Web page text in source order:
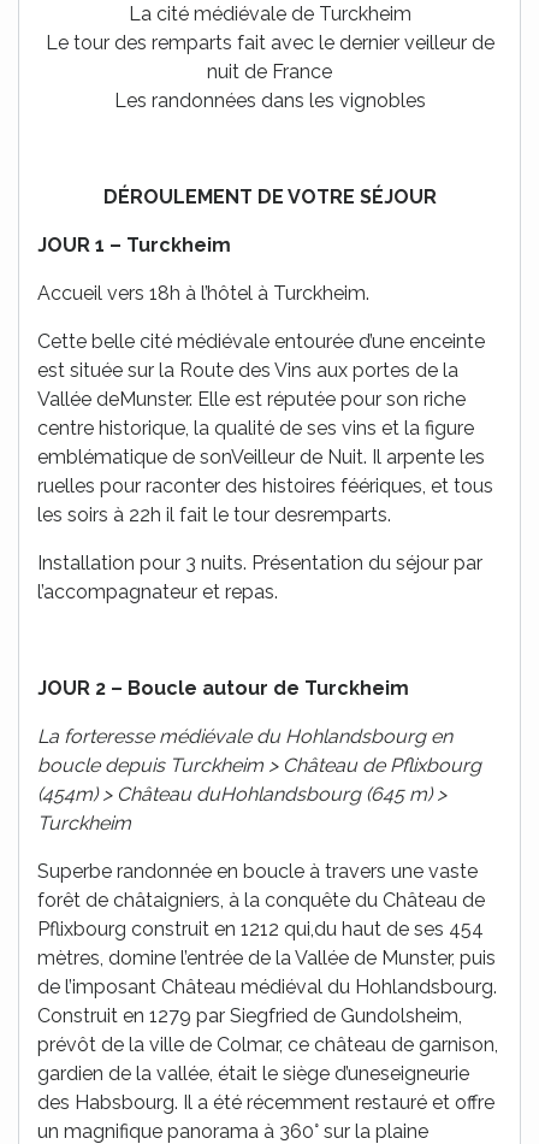
La cité médiévale de Turckheim
Le tour des remparts fait avec le dernier veilleur de
nuit de France
Les randonnées dans les vignobles
DÉROULEMENT DE VOTRE SÉJOUR
JOUR 1 – Turckheim
Accueil vers 18h à l’hôtel à Turckheim.
Cette belle cité médiévale entourée d’une enceinte
est située sur la Route des Vins aux portes de la
Vallée deMunster. Elle est réputée pour son riche
centre historique, la qualité de ses vins et la figure
emblématique de sonVeilleur de Nuit. Il arpente les
ruelles pour raconter des histoires féériques, et tous
les soirs à 22h il fait le tour desremparts.
Installation pour 3 nuits. Présentation du séjour par
l’accompagnateur et repas.
JOUR 2 – Boucle autour de Turckheim
La forteresse médiévale du Hohlandsbourg en
boucle depuis Turckheim > Château de Pflixbourg
(454m) > Château duHohlandsbourg (645 m) >
Turckheim
Superbe randonnée en boucle à travers une vaste
forêt de châtaigniers, à la conquête du Château de
Pflixbourg construit en 1212 qui,du haut de ses 454
mètres, domine l’entrée de la Vallée de Munster, puis
de l’imposant Château médiéval du Hohlandsbourg.
Construit en 1279 par Siegfried de Gundolsheim,
prévôt de la ville de Colmar, ce château de garnison,
gardien de la vallée, était le siège d’uneseigneurie
des Habsbourg. Il a été récemment restauré et offre
un magnifique panorama à 360° sur la plaine